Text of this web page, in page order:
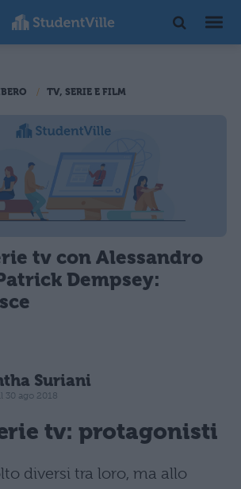
TV, SERIE E FILM
tv con Alessandro
Dempsey:
Suriani
30 ago 2018
tv: protagonisti
diversi tra loro, ma allo